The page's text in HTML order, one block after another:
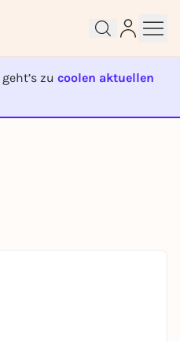
zu coolen aktuellen
or participate in
Rausgegangen account.
account?